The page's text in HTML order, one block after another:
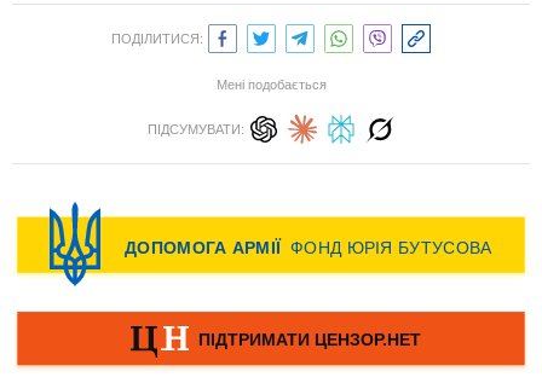
ПОДІЛИТИСЯ:
Мені подобається
ПІДСУМУВАТИ: